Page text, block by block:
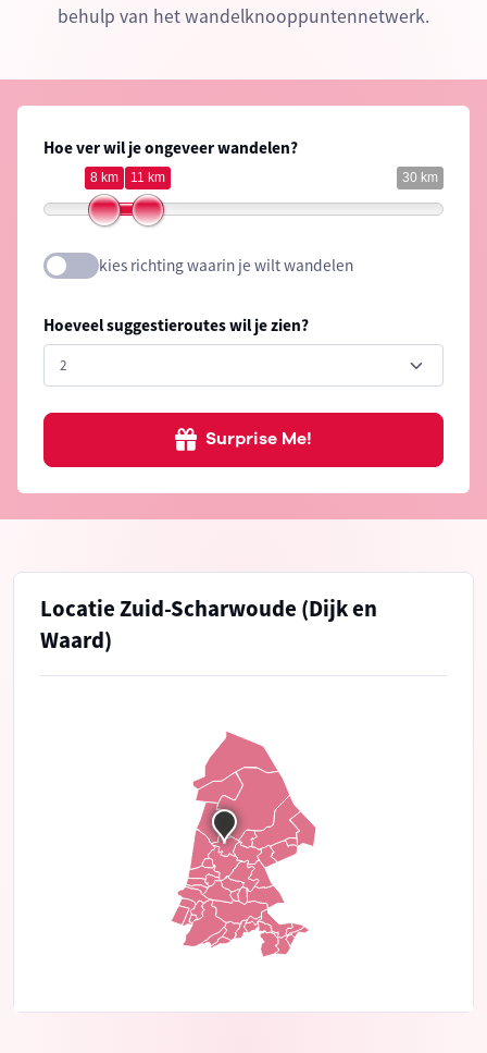
behulp van het wandelknooppuntennetwerk.
Hoe ver wil je ongeveer wandelen?
30 km
8 km 11 km
kies richting waarin je wilt wandelen
Hoeveel suggestieroutes wil je zien?
Surprise Me!
Locatie Zuid-Scharwoude (Dijk en
Waard)